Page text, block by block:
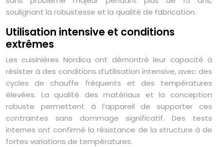
soulignant la robustesse et la qualité de fabrication.
Utilisation intensive et conditions
extrêmes
Les cuisinières Nordica ont démontré leur capacité à
résister à des conditions d’utilisation intensive, avec des
cycles de chauffe fréquents et des températures
élevées. La qualité des matériaux et la conception
robuste permettent à l’appareil de supporter ces
contraintes sans dommage significatif. Des tests
internes ont confirmé la résistance de la structure à de
fortes variations de températures.